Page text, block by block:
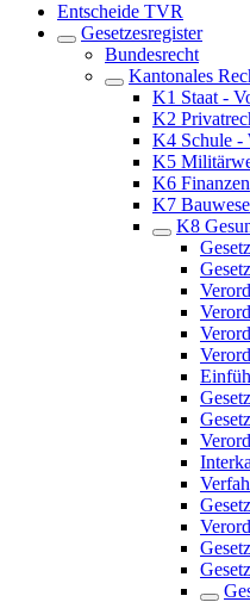
Entscheide TVR
Gesetzesregister
Bundesrecht
Kantonales
K1 Staat -
K2
K4 Schule -
K5
K6 Finanzen
K7
K8